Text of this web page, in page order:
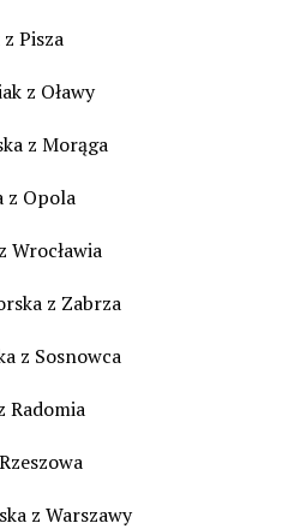
Pisza
z Oławy
z Morąga
z Opola
Wrocławia
z Zabrza
z Sosnowca
Radomia
z Warszawy